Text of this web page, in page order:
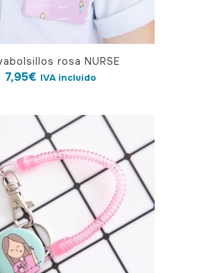
rosa NURSE
7,95€ IVA incluido